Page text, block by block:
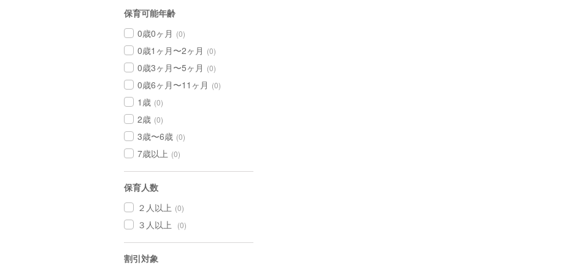
保育可能年齢
0歳0ヶ月 (0)
0歳1ヶ月〜2ヶ月 (0)
0歳3ヶ月〜5ヶ月 (0)
0歳6ヶ月〜11ヶ月 (0)
1歳 (0)
2歳 (0)
3歳〜6歳 (0)
7歳以上 (0)
保育人数
２人以上 (0)
３人以上 (0)
割引対象